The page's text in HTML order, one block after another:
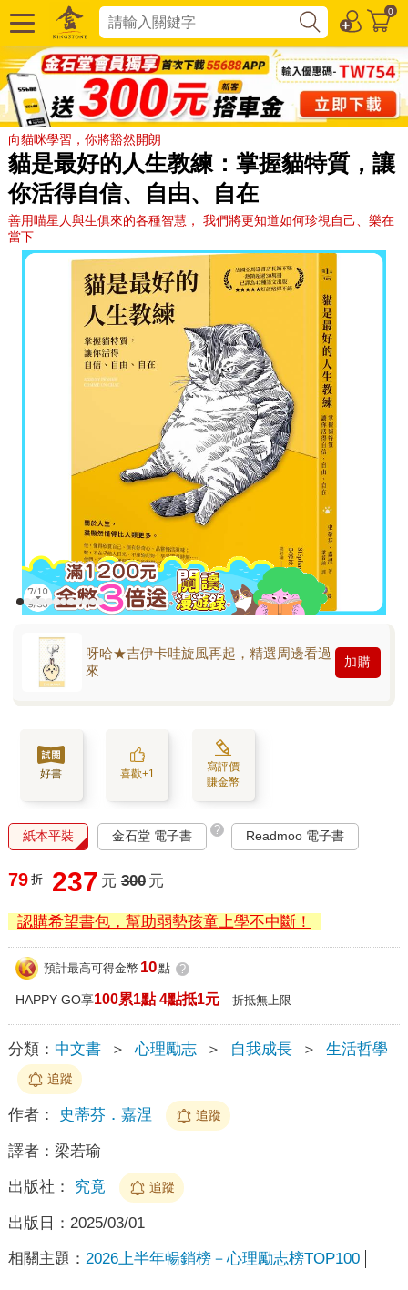
0
向貓咪學習，你將豁然開朗
貓是最好的人生教練：掌握貓特質，讓
你活得自信、自由、自在
善用喵星人與生俱來的各種智慧， 我們將更知道如何珍視自己、樂在
當下
呀哈★吉伊卡哇旋風再起，精選周邊看過
來
加購
好書 喜歡+1
寫評價
賺金幣
紙本平裝 金石堂 電子書 ? Readmoo 電子書
79 折 237 元 300 元
認購希望書包，幫助弱勢孩童上學不中斷！
預計最高可得金幣 10點 ?
HAPPY GO享100累1點 4點抵1元 折抵無上限
分類： 中文書 ＞ 心理勵志 ＞ 自我成長 ＞ 生活哲學
追蹤
作者： 史蒂芬．嘉涅 追蹤
譯者： 梁若瑜
出版社： 究竟 追蹤
出版日： 2025/03/01
相關主題： 2026上半年暢銷榜－心理勵志榜TOP100